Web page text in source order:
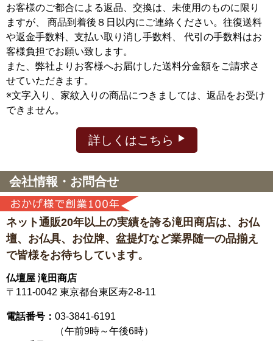
お客様のご都合による返品、交換は、未使用のものに限り
ますが、
商品到着後８日以内にご連絡ください。往復送料
や返金手数料、支払い取り消し手数料、 代引の手数料はお
客様負担でお願い致します。
また、弊社よりお客様へお届けした送料分金額をご請求さ
せていただきます。
※文字入り、家紋入りの商品につきましては、返品をお受け
できません。
詳しくはこちら
会社情報・お問合せ
ネット通販20年以上の実績を誇る滝田商店は、 お仏
壇、お仏具、お位牌、盆提灯など業界随一の品揃え
で皆様をお待ちしています。
仏壇屋 滝田商店
〒111-0042 東京都台東区寿2-8-11
電話番号： 03-3841-6191
（午前9時～午後6時）